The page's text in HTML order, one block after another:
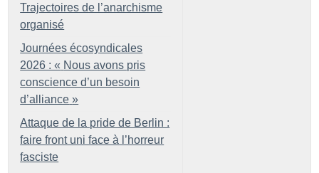
Trajectoires de l’anarchisme
organisé
Journées écosyndicales
2026 : « Nous avons pris
conscience d’un besoin
d’alliance »
Attaque de la pride de Berlin :
faire front uni face à l’horreur
fasciste